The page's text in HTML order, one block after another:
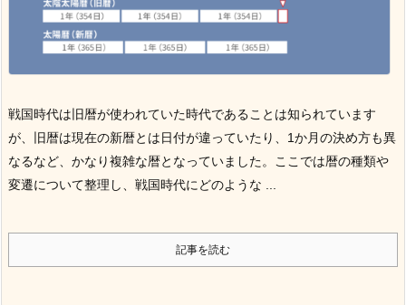
戦国時代は旧暦が使われていた時代であることは知られています
が、旧暦は現在の新暦とは日付が違っていたり、1か月の決め方も異
なるなど、かなり複雑な暦となっていました。
ここでは暦の種類や
変遷について整理し、戦国時代にどのような ...
記事を読む